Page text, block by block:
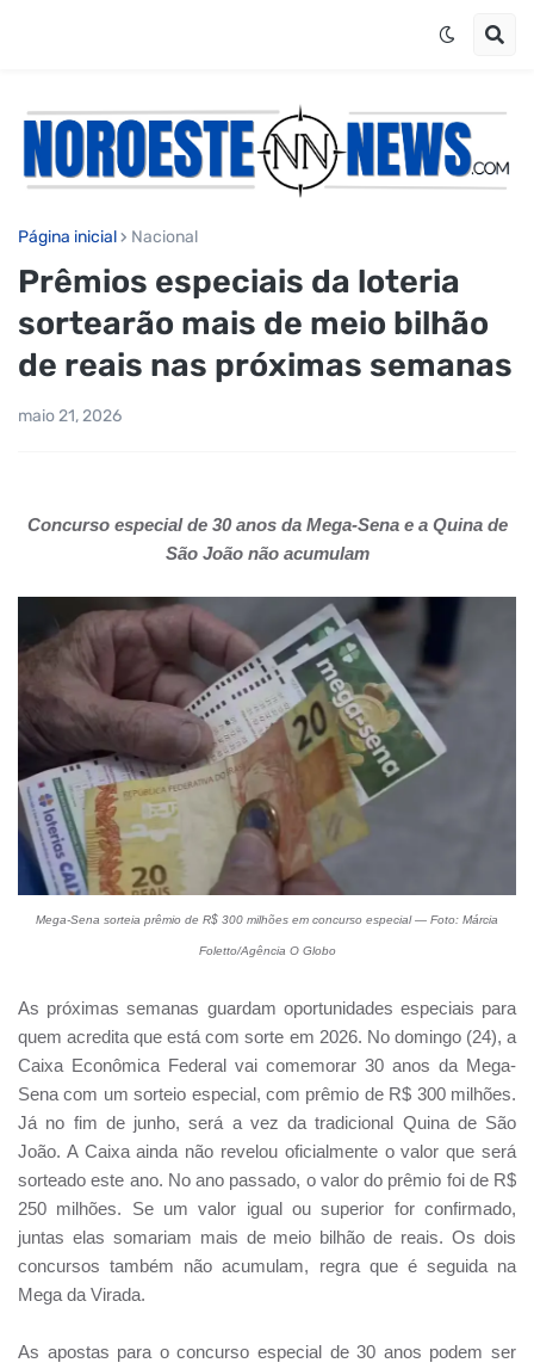
Página inicial Nacional
Prêmios especiais da loteria
sortearão mais de meio bilhão
de reais nas próximas semanas
maio 21, 2026
Concurso especial de 30 anos da Mega-Sena e a Quina de
São João não acumulam
Mega-Sena sorteia prêmio de R$ 300 milhões em concurso especial — Foto: Márcia
Foletto/Agência O Globo
As próximas semanas guardam oportunidades especiais para
quem acredita que está com sorte em 2026. No domingo (24), a
Caixa Econômica Federal vai comemorar 30 anos da Mega-
Sena com um sorteio especial, com prêmio de R$ 300 milhões.
Já no fim de junho, será a vez da tradicional Quina de São
João. A Caixa ainda não revelou oficialmente o valor que será
sorteado este ano. No ano passado, o valor do prêmio foi de R$
250 milhões. Se um valor igual ou superior for confirmado,
juntas elas somariam mais de meio bilhão de reais. Os dois
concursos também não acumulam, regra que é seguida na
Mega da Virada.
As apostas para o concurso especial de 30 anos podem ser